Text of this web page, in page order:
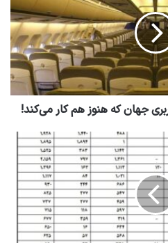
جهان که هنوز هم کار می‌کند!